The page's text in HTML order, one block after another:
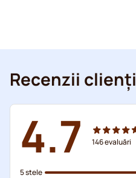
Recenzii clienți
4.7 146evaluări
5 stele